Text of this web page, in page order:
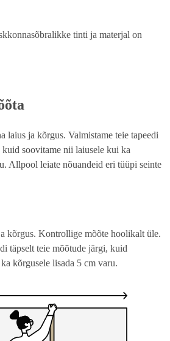
tinti ja materjal on
laius ja kõrgus. Valmistame teie tapeedi
soovitame nii laiusele kui ka
Allpool leiate nõuandeid eri tüüpi seinte
kõrgus. Kontrollige mõõte hoolikalt üle.
täpselt teie mõõtude järgi, kuid
kõrgusele lisada 5 cm varu.